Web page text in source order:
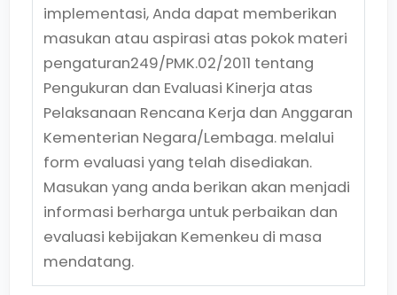
implementasi, Anda dapat memberikan
masukan atau aspirasi atas pokok materi
pengaturan249/PMK.02/2011 tentang
Pengukuran dan Evaluasi Kinerja atas
Pelaksanaan Rencana Kerja dan Anggaran
Kementerian Negara/Lembaga. melalui
form evaluasi yang telah disediakan.
Masukan yang anda berikan akan menjadi
informasi berharga untuk perbaikan dan
evaluasi kebijakan Kemenkeu di masa
mendatang.